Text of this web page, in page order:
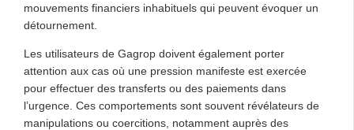
mouvements financiers inhabituels qui peuvent évoquer un
détournement.
Les utilisateurs de Gagrop doivent également porter
attention aux cas où une pression manifeste est exercée
pour effectuer des transferts ou des paiements dans
l’urgence. Ces comportements sont souvent révélateurs de
manipulations ou coercitions, notamment auprès des